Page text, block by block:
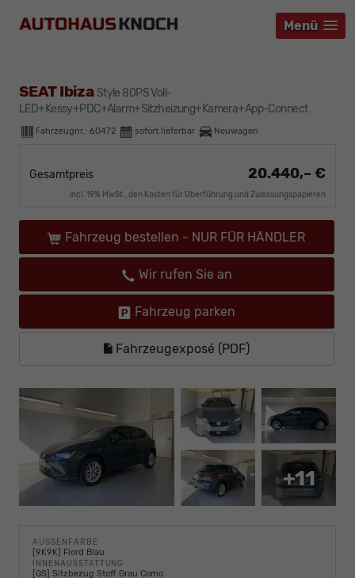
Menü
Menü
Menü
SEAT Ibiza Style 80PS Voll-
LED+Kessy+PDC+Alarm+Sitzheizung+Kamera+App-Connect
Fahrzeugnr.: 60472 sofort lieferbar Neuwagen
Gesamtpreis 20.440,– €
incl. 19% MwSt., den Kosten für Überführung und Zulassungspapieren
Fahrzeug bestellen - NUR FÜR HÄNDLER
Wir rufen Sie an
Fahrzeug parken
Fahrzeugexposé (PDF)
+11
AUSSENFARBE
[9K9K] Fiord Blau
INNENAUSSTATTUNG
[GS] Sitzbezug Stoff Grau Como